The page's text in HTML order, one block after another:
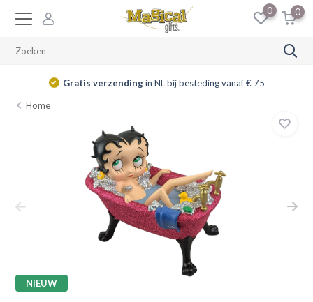
0 0
Gratis verzendingin NL bij besteding vanaf € 75
Home
NIEUW